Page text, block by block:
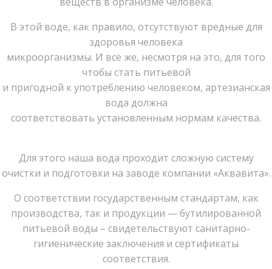
В этой воде, как правило, отсутствуют вредные для
здоровья человека
микроорганизмы. И все же, несмотря на это, для того
чтобы стать питьевой
и пригодной к употреблению человеком, артезианская
вода должна
соответствовать установленным нормам качества.
Для этого наша вода проходит сложную систему
очистки и подготовки на заводе компании «Аквавита».
О соответствии государственным стандартам, как
производства, так и продукции — бутилированной
питьевой воды – свидетельствуют санитарно-
гигиенические заключения и сертификаты
соответствия.